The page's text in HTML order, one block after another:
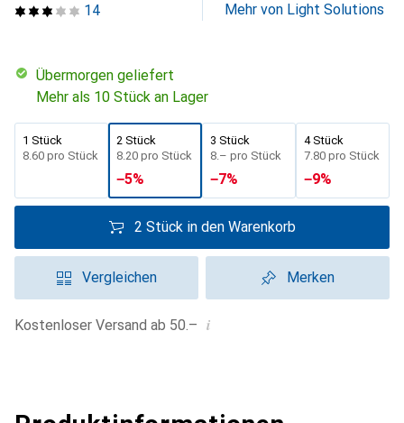
14 Mehr von Light Solutions
übermorgen geliefert
Mehr als 10 Stück an Lager
1 Stück
CHF
8.60 pro Stück
2 Stück
CHF
8.20 pro Stück
−5%
3 Stück
CHF
8.– pro Stück
−7%
4 Stück
CHF
7.80 pro Stück
−9%
2 Stück in den Warenkorb
Vergleichen Merken
Kostenloser Versand ab 50.– i